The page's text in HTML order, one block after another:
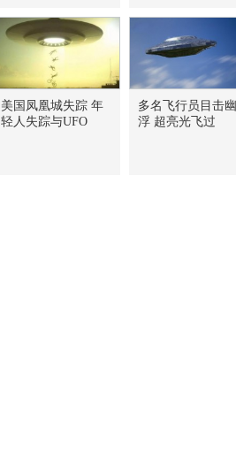
美国凤凰城失踪 年
轻人失踪与UFO
多名飞行员目击幽
浮 超亮光飞过